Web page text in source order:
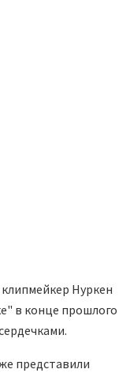
Нуркен
в конце прошлого
представили